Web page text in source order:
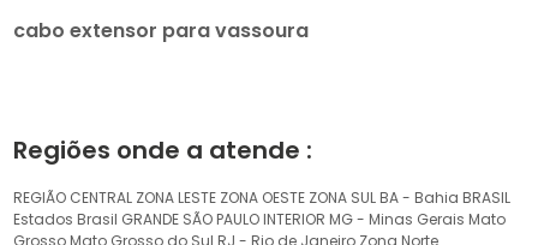
cabo extensor para vassoura
Regiões onde a atende :
REGIÃO CENTRAL ZONA LESTE ZONA OESTE ZONA SUL BA - Bahia BRASIL
Estados Brasil GRANDE SÃO PAULO INTERIOR MG - Minas Gerais Mato